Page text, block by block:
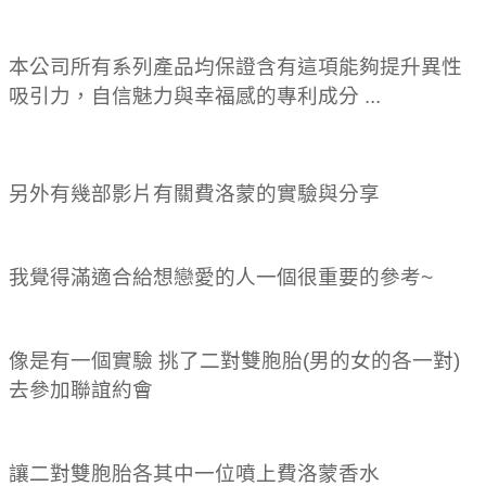
本公司所有系列產品均保證含有這項能夠提升異性
吸引力，自信魅力與幸福感的專利成分 ...
另外有幾部影片有關費洛蒙的實驗與分享
我覺得滿適合給想戀愛的人一個很重要的參考~
像是有一個實驗 挑了二對雙胞胎(男的女的各一對)
去參加聯誼約會
讓二對雙胞胎各其中一位噴上費洛蒙香水